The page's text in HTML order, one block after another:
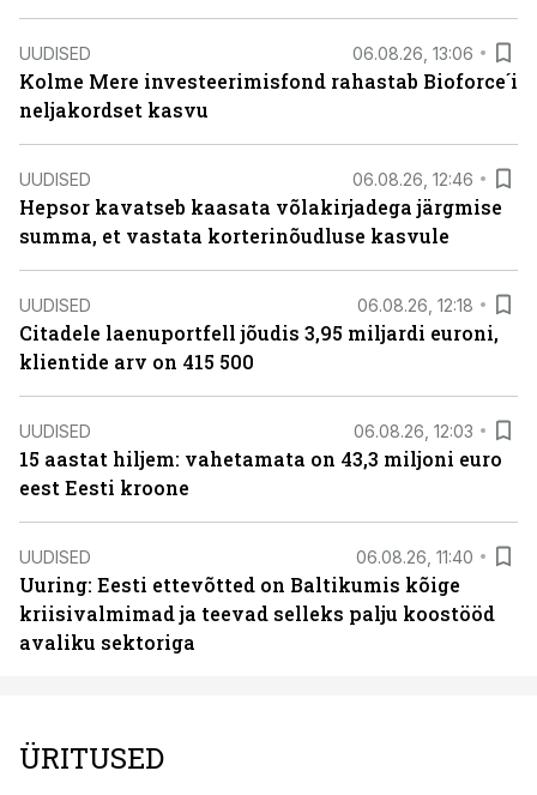
UUDISED 06.08.26, 13:06
Kolme Mere investeerimisfond rahastab Bioforce´i
neljakordset kasvu
UUDISED 06.08.26, 12:46
Hepsor kavatseb kaasata võlakirjadega järgmise
summa, et vastata korterinõudluse kasvule
UUDISED 06.08.26, 12:18
Citadele laenuportfell jõudis 3,95 miljardi euroni,
klientide arv on 415 500
UUDISED 06.08.26, 12:03
15 aastat hiljem: vahetamata on 43,3 miljoni euro
eest Eesti kroone
UUDISED 06.08.26, 11:40
Uuring: Eesti ettevõtted on Baltikumis kõige
kriisivalmimad ja teevad selleks palju koostööd
avaliku sektoriga
ÜRITUSED